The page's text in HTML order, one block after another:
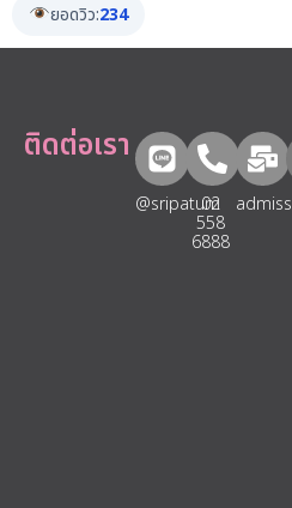
ยอดวิว:234
ติดต่อเรา
@sripatum
02
558
6888